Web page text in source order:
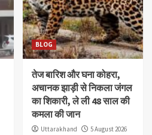
BLOG
तेज बारिश और घना कोहरा,
अचानक झाड़ी से निकला जंगल
का शिकारी, ले ली 48 साल की
कमला की जान
Uttarakhand
5 August 2026